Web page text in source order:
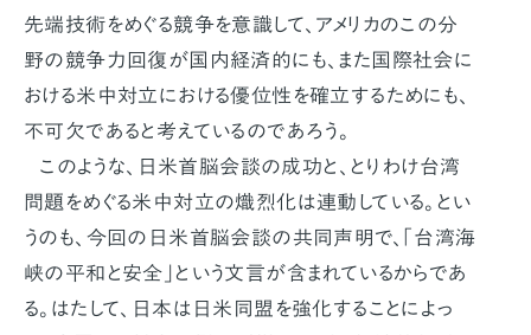
先端技術をめぐる競争を意識して、アメリカのこの分
野の競争力回復が国内経済的にも、また国際社会に
おける米中対立における優位性を確立するためにも、
不可欠であると考えているのであろう。
このような、日米首脳会談の成功と、とりわけ台湾
問題をめぐる米中対立の熾烈化は連動している。とい
うのも、今回の日米首脳会談の共同声明で、「台湾海
峡の平和と安全」という文言が含まれているからであ
る。はたして、日本は日米同盟を強化することによっ